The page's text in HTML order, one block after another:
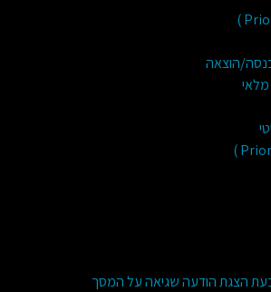
הוצאה
הצגת הודעה שגיאה על המסך